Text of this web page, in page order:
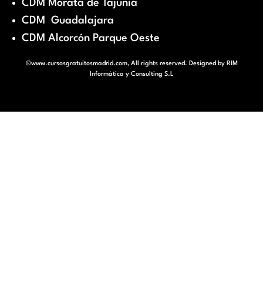
CDM Morata de Tajunia
CDM Guadalajara
CDM Alcorcón Parque Oeste
©www.cursosgratuitosmadrid.com, All rights reserved. Designed by RIM
Informática y Consulting S.L